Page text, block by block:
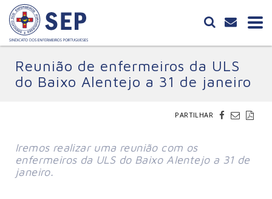
Reunião de enfermeiros da ULS
do Baixo Alentejo a 31 de janeiro
PARTILHAR
Iremos realizar uma reunião com os
enfermeiros da ULS do Baixo Alentejo a 31 de
janeiro.